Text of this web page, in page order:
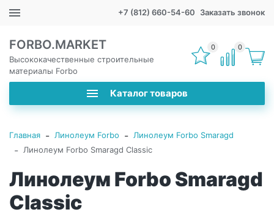
+7 (812) 660-54-60 Заказать звонок
FORBO.MARKET
Высококачественные строительные
материалы Forbo
Каталог товаров
0 0
Главная - Линолеум Forbo - Линолеум Forbo Smaragd
- Линолеум Forbo Smaragd Classic
Линолеум Forbo Smaragd
Classic